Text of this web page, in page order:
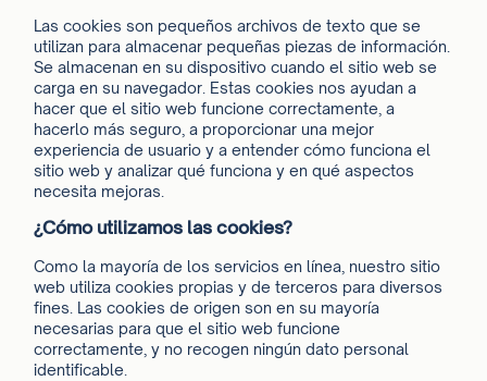
Las cookies son pequeños archivos de texto que se
utilizan para almacenar pequeñas piezas de información.
Se almacenan en su dispositivo cuando el sitio web se
carga en su navegador. Estas cookies nos ayudan a
hacer que el sitio web funcione correctamente, a
hacerlo más seguro, a proporcionar una mejor
experiencia de usuario y a entender cómo funciona el
sitio web y analizar qué funciona y en qué aspectos
necesita mejoras.
¿Cómo utilizamos las cookies?
Como la mayoría de los servicios en línea, nuestro sitio
web utiliza cookies propias y de terceros para diversos
fines. Las cookies de origen son en su mayoría
necesarias para que el sitio web funcione
correctamente, y no recogen ningún dato personal
identificable.